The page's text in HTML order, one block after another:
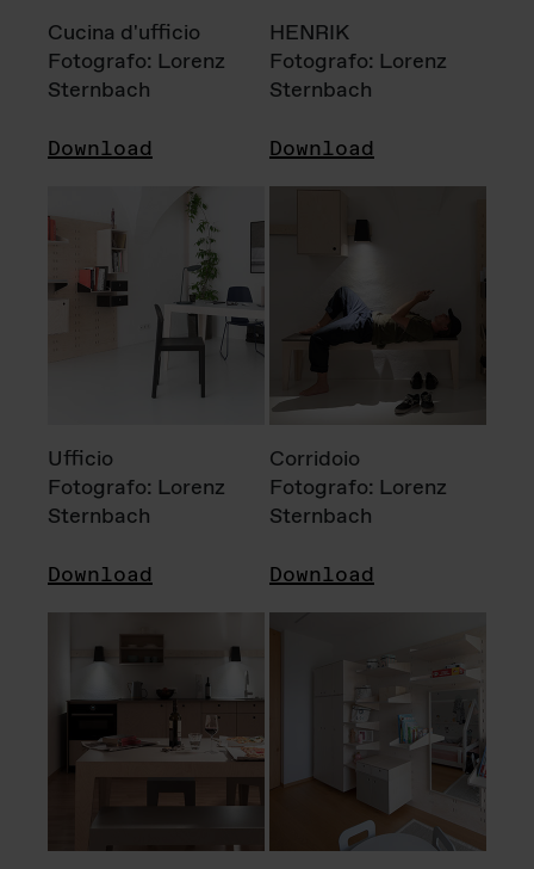
Cucina d'ufficio
Fotografo: Lorenz
Sternbach
Download
HENRIK
Fotografo: Lorenz
Sternbach
Download
Ufficio
Fotografo: Lorenz
Sternbach
Download
Corridoio
Fotografo: Lorenz
Sternbach
Download